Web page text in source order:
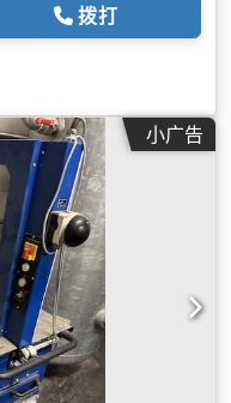
拨打
小广告